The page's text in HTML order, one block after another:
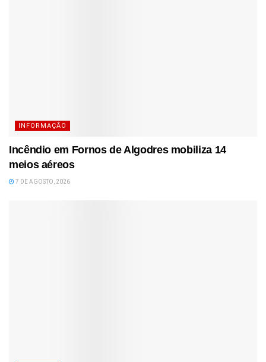
INFORMAÇÃO
Incêndio em Fornos de Algodres mobiliza 14
meios aéreos
7 DE AGOSTO, 2026